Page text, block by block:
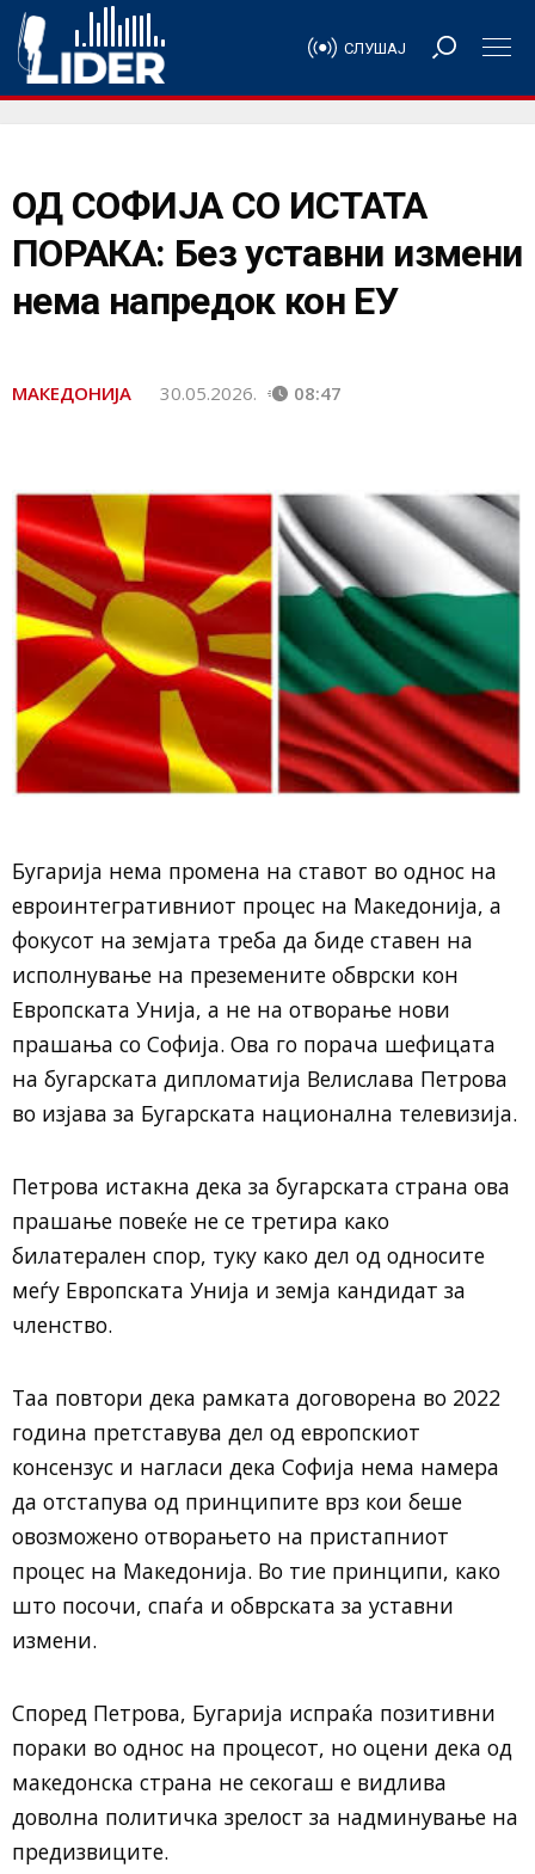
СЛУШАЈ
ОД СОФИЈА СО ИСТАТА
ПОРАКА: Без уставни измени
нема напредок кон ЕУ
МАКЕДОНИЈА 30.05.2026. 08:47
Бугарија нема промена на ставот во однос на
евроинтегративниот процес на Македонија, а
фокусот на земјата треба да биде ставен на
исполнување на преземените обврски кон
Европската Унија, а не на отворање нови
прашања со Софија. Ова го порача шефицата
на бугарската дипломатија Велислава Петрова
во изјава за Бугарската национална телевизија.
Петрова истакна дека за бугарската страна ова
прашање повеќе не се третира како
билатерален спор, туку како дел од односите
меѓу Европската Унија и земја кандидат за
членство.
Таа повтори дека рамката договорена во 2022
година претставува дел од европскиот
консензус и нагласи дека Софија нема намера
да отстапува од принципите врз кои беше
овозможено отворањето на пристапниот
процес на Македонија. Во тие принципи, како
што посочи, спаѓа и обврската за уставни
измени.
Според Петрова, Бугарија испраќа позитивни
пораки во однос на процесот, но оцени дека од
македонска страна не секогаш е видлива
доволна политичка зрелост за надминување на
предизвиците.